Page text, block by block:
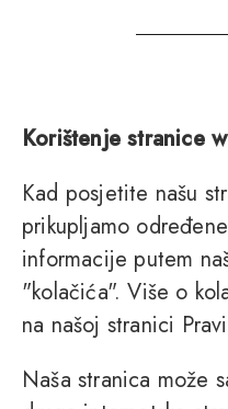
Korištenje stranice
Kad posjetite našu
prikupljamo
informacije putem
"kolačića". Više o
na našoj stranici
Naša stranica može